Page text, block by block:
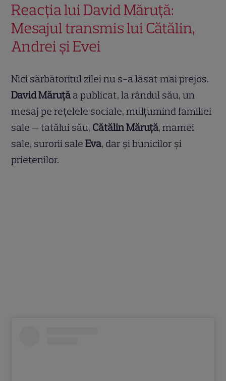
Reacția lui David Măruță:
Mesajul transmis lui Cătălin,
Andrei și Evei
Nici sărbătoritul zilei nu s-a lăsat mai prejos.
David Măruță a publicat, la rândul său, un
mesaj pe rețelele sociale, mulțumind familiei
sale — tatălui său, Cătălin Măruță, mamei
sale, surorii saleEva, dar și bunicilor și
prietenilor.